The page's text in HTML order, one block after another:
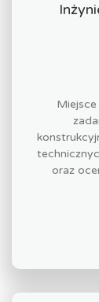
oraz